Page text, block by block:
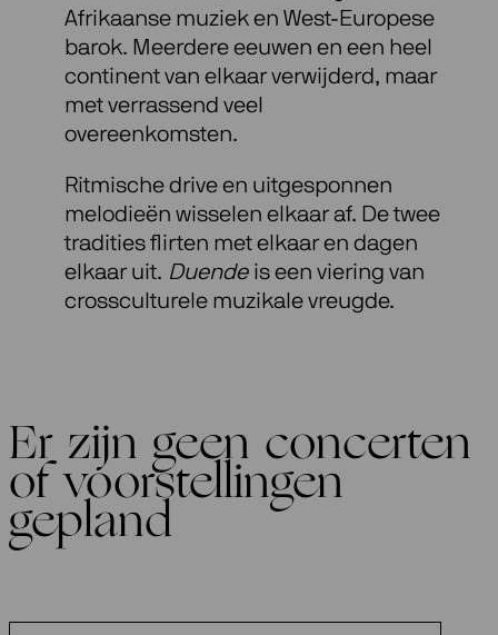
Afrikaanse muziek en West-Europese
barok. Meerdere eeuwen en een heel
continent van elkaar verwijderd, maar
met verrassend veel
overeenkomsten.
Ritmische drive en uitgesponnen
melodieën wisselen elkaar af. De twee
tradities flirten met elkaar en dagen
elkaar uit. Duendeis een viering van
crossculturele muzikale vreugde.
Er zijn geen concerten
of voorstellingen
gepland